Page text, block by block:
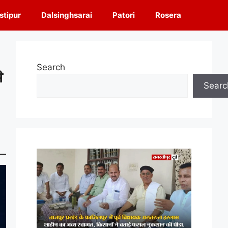
Dalsinghsarai Patori Rosera
Search